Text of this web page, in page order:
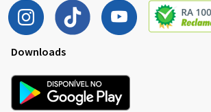
Downloads